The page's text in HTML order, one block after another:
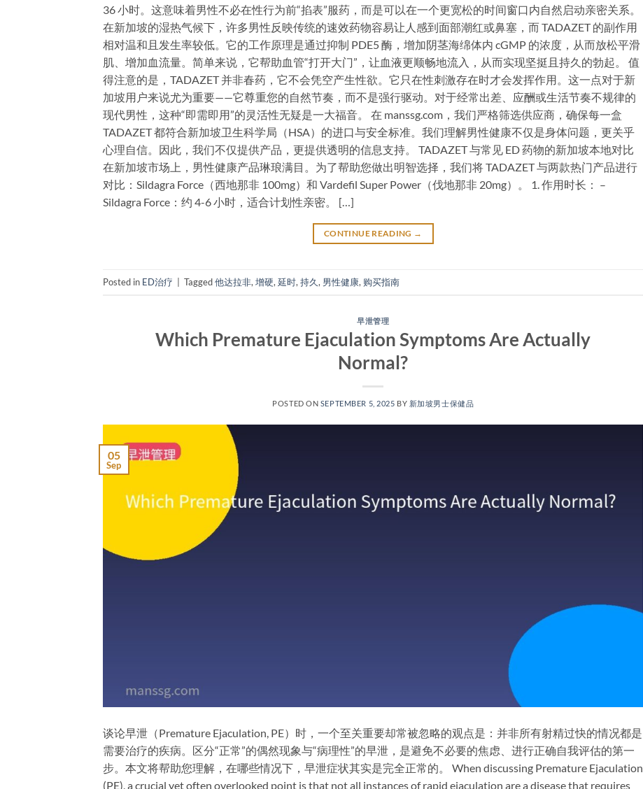
36 小时。这意味着男性不必在性行为前“掐表”服药，而是可以在一个更宽松的时间窗口内自然启动亲密关系。
在新加坡的湿热气候下，许多男性反映传统的速效药物容易让人感到面部潮红或鼻塞，而 TADAZET 的副作用
相对温和且发生率较低。它的工作原理是通过抑制 PDE5 酶，增加阴茎海绵体内 cGMP 的浓度，从而放松平滑
肌、增加血流量。简单来说，它帮助血管“打开大门”，让血液更顺畅地流入，从而实现坚挺且持久的勃起。 值
得注意的是，TADAZET 并非春药，它不会凭空产生性欲。它只在性刺激存在时才会发挥作用。这一点对于新
加坡用户来说尤为重要——它尊重您的自然节奏，而不是强行驱动。对于经常出差、应酬或生活节奏不规律的
现代男性，这种“即需即用”的灵活性无疑是一大福音。 在 manssg.com，我们严格筛选供应商，确保每一盒
TADAZET 都符合新加坡卫生科学局（HSA）的进口与安全标准。我们理解男性健康不仅是身体问题，更关乎
心理自信。因此，我们不仅提供产品，更提供透明的信息支持。 TADAZET 与常见 ED 药物的新加坡本地对比
在新加坡市场上，男性健康产品琳琅满目。为了帮助您做出明智选择，我们将 TADAZET 与两款热门产品进行
对比：Sildagra Force（西地那非 100mg）和 Vardefil Super Power（伐地那非 20mg）。 1. 作用时长： –
Sildagra Force：约 4-6 小时，适合计划性亲密。 […]
CONTINUE READING →
Posted in ED治疗 Tagged他达拉非, 增硬, 延时, 持久, 男性健康, 购买指南
早泄管理
Which Premature Ejaculation Symptoms Are Actually
Normal?​​
POSTED ON SEPTEMBER 5, 2025 BY 新加坡男士保健品
05
Sep
谈论早泄（Premature Ejaculation, PE）时，一个至关重要却常被忽略的观点是：​并非所有射精过快的情况都是
需要治疗的疾病。区分“正常”的偶然现象与“病理性”的早泄，是避免不必要的焦虑、进行正确自我评估的第一
步。本文将帮助您理解，在哪些情况下，早泄症状其实是完全正常的。 When discussing Premature Ejaculation
(PE), a crucial yet often overlooked point is that ​not all instances of rapid ejaculation are a disease that requires